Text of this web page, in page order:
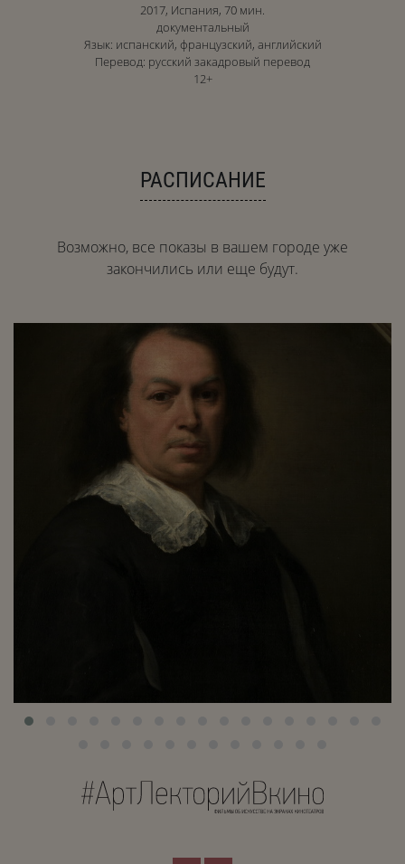
2017, Испания, 70 мин.
документальный
Язык: испанский, французский, английский
Перевод: русский закадровый перевод
12+
РАСПИСАНИЕ
Возможно, все показы в вашем городе уже
закончились или еще будут.